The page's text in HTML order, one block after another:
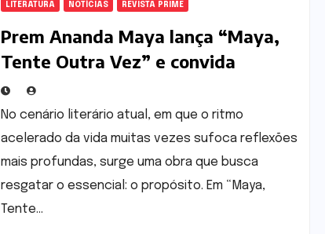
LITERATURA NOTÍCIAS REVISTA PRIME
Prem Ananda Maya lança “Maya,
Tente Outra Vez” e convida
leitores a redescobrir seu
propósito de vida
No cenário literário atual, em que o ritmo
acelerado da vida muitas vezes sufoca reflexões
mais profundas, surge uma obra que busca
resgatar o essencial: o propósito. Em “Maya,
Tente…